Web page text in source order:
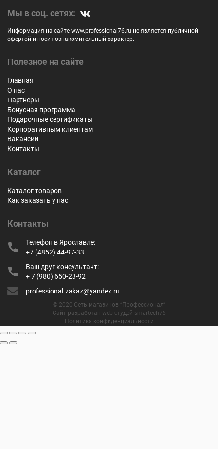
Мы в соц. сетях:
Информация на сайте www.professional76.ru не является публичной
офертой и носит ознакомительный характер.
Полезное на сайте
Главная
О нас
Партнеры
Бонусная программа
Подарочные сертификаты
Корпоративным клиентам
Вакансии
Контакты
Каталог
Каталог товаров
Как заказать у нас
Контакты
Телефон в Ярославле:
+7 (4852) 44-97-33
Ваш друг консультант:
+ 7 (980) 650-23-92
professional.zakaz@yandex.ru
© 2020 Сеть магазинов “Профессионал”
Сайт разработан web-студей smartech76
Политика конфиденциальности